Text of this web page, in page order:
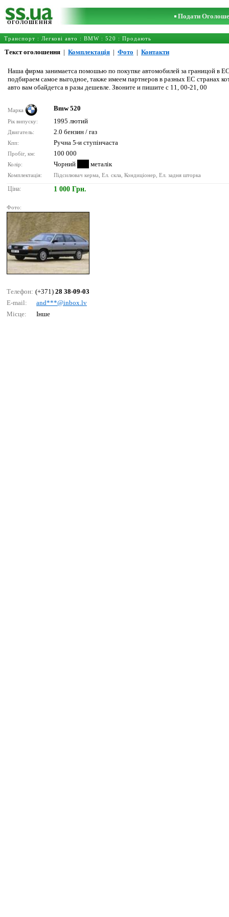
ОГОЛОШЕННЯ
Подати
Транспорт : Легкові авто : BMW : 520 : Продають
Текст оголошення | Комплектація | Фото | Контакти
Наша фирма занимаетса помошью по покупке автомобилей за границой в
подбираем самое выгодное, также имеем партнеров в разных ЕС странах
авто вам обайдетса в разы дешевле. Звоните и пишите с 11, 00-21, 00
Марка Bmw 520
Рік випуску: 1995 лютий
Двигатель: 2.0 бензин / газ
Кпп: Ручна 5-и ступінчаста
Пробіг, км: 100 000
Колір: Чорний металік
Комплектація: Підсилювач керма, Ел. скла, Кондиціонер, Ел. задня шторка
Ціна: 1 000 Грн.
Фото:
Телефон: (+371) 28 38-09-03
E-mail:
аnd***@inbох.lv
Місце:
Інше